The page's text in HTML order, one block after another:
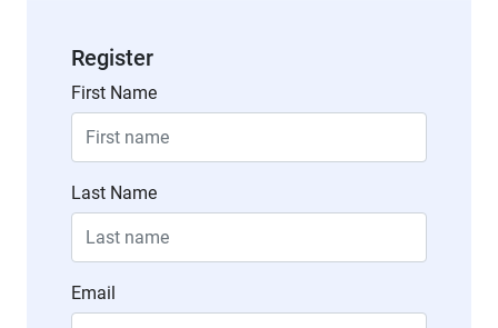
Register
First Name
Last Name
Email